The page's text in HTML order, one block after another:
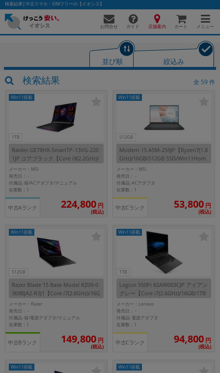
検索結果│中古スマホ・SIMフリーの【イオシス】
お問合せ ガイド 店舗案内 カート メニュー
並び順 絞込み
検索結果 全 59 件
1TB
Win11搭載
Raider-GE78HX-SmartTP-13VG-220
1JP コアブラック【Core i9(2.2GHz)/
32GB/1TB SSD/Win11Home】
メーカー：MSI
発売日：-
付属品: 箱/ACアダプタ/マニュアル
在庫数：1
中古Aランク 224,800 円
(税込)
512GB
Win11搭載
Modern 15 A5M-259JP【Ryzen7(1.8
GHz)/16GB/512GB SSD/Win11Hom
e】
メーカー：MSI
発売日：-
付属品: ACアダプタ
在庫数：1
中古Cランク 53,800 円
(税込)
512GB
Win11搭載
Razer Blade 15 Base Model RZ09-0
369BJA2-R3J1【Core i7(2.6GHz)/16G
B/512GB SSD/Win11Home】
メーカー：Razer
発売日：-
付属品: 箱/電源アダプタ/マニュアル
在庫数：1
中古Bランク 149,800 円
(税込)
1TB
Win11搭載
Legion 550Pi 82AW003CJP アイアン
グレー【Core i7(2.6GHz)/16GB/1TB
SSD/Win11Home】
メーカー：Lenovo
発売日：-
付属品: 電源アダプタ
在庫数：1
中古Cランク 94,800 円
(税込)
Win11搭載 Win11搭載
かんたんパソコン検索に切り替える
除外ワード
人気の検索ワード：Let's noteEliteBook MacBook
カテゴリー
商品ジャンルの絞り込み
「スマートフォン」「タブレット」など
シリーズ
商品シリーズ名・ブランド名の絞り込み。
製造、販売メーカーの絞り込み
「Apple」「SONY」「SHARP」など
機能・特徴
商品の搭載機能による絞り込み
「5G対応」「防水」「ワンセグ」など
ドライブ
ドライブの絞り込み
ランク